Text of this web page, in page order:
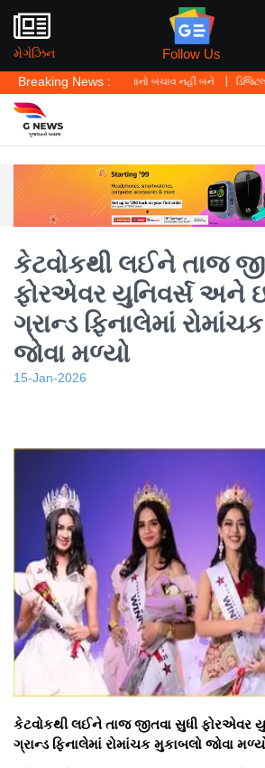
મેગેઝિન Follow Us
Breaking News :
લો' ગુનાનો બચાવ નહીં બને ડિજિટલ વસ્તી ગણતરી
કેટવોકથી લઈને તાજ
ફોરએવર યુનિવર્સ અને
ગ્રાન્ડ ફિનાલેમાં
જોવા મળ્યો
15-Jan-2026
કેટવોકથી લઈને તાજ જીતવા સુધી ફોરએવર
ગ્રાન્ડ ફિનાલેમાં રોમાંચક મુકાબલો જોવા